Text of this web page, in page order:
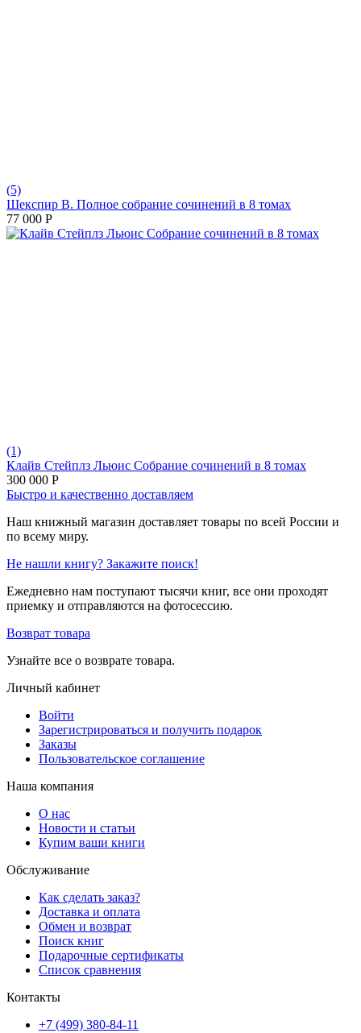
(5)
Шекспир В. Полное собрание сочинений в 8 томах
77 000 Р
(1)
Клайв Стейплз Льюис Собрание сочинений в 8 томах
300 000 Р
Быстро и качественно доставляем
Наш книжный магазин доставляет товары по всей России и
по всему миру.
Не нашли книгу? Закажите поиск!
Ежедневно нам поступают тысячи книг, все они проходят
приемку и отправляются на фотосессию.
Возврат товара
Узнайте все о возврате товара.
Личный кабинет
Войти
Зарегистрироваться и получить подарок
Заказы
Пользовательское соглашение
Наша компания
О нас
Новости и статьи
Купим ваши книги
Обслуживание
Как сделать заказ?
Доставка и оплата
Обмен и возврат
Поиск книг
Подарочные сертификаты
Список сравнения
Контакты
+7 (499) 380-84-11